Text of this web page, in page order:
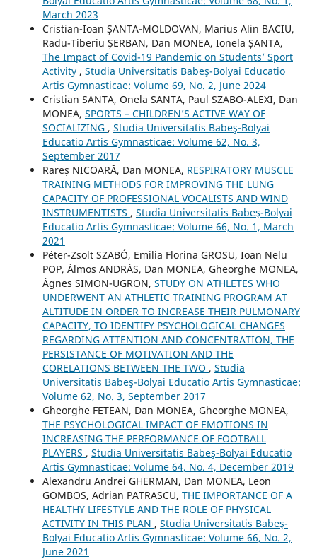
March 2023
Cristian-Ioan ȘANTA-MOLDOVAN, Marius Alin BACIU,
Radu-Tiberiu ȘERBAN, Dan MONEA, Ionela ȘANTA,
The Impact of Covid-19 Pandemic on Students’ Sport
Activity , Studia Universitatis Babeş-Bolyai Educatio
Artis Gymnasticae: Volume 69, No. 2, June 2024
Cristian SANTA, Onela SANTA, Paul SZABO-ALEXI, Dan
MONEA, SPORTS – CHILDREN’S ACTIVE WAY OF
SOCIALIZING , Studia Universitatis Babeş-Bolyai
Educatio Artis Gymnasticae: Volume 62, No. 3,
September 2017
Rareș NICOARĂ, Dan MONEA, RESPIRATORY MUSCLE
TRAINING METHODS FOR IMPROVING THE LUNG
CAPACITY OF PROFESSIONAL VOCALISTS AND WIND
INSTRUMENTISTS , Studia Universitatis Babeş-Bolyai
Educatio Artis Gymnasticae: Volume 66, No. 1, March
2021
Péter-Zsolt SZABÓ, Emilia Florina GROSU, Ioan Nelu
POP, Álmos ANDRÁS, Dan MONEA, Gheorghe MONEA,
Ágnes SIMON-UGRON, STUDY ON ATHLETES WHO
UNDERWENT AN ATHLETIC TRAINING PROGRAM AT
ALTITUDE IN ORDER TO INCREASE THEIR PULMONARY
CAPACITY, TO IDENTIFY PSYCHOLOGICAL CHANGES
REGARDING ATTENTION AND CONCENTRATION, THE
PERSISTANCE OF MOTIVATION AND THE
CORELATIONS BETWEEN THE TWO , Studia
Universitatis Babeş-Bolyai Educatio Artis Gymnasticae:
Volume 62, No. 3, September 2017
Gheorghe FETEAN, Dan MONEA, Gheorghe MONEA,
THE PSYCHOLOGICAL IMPACT OF EMOTIONS IN
INCREASING THE PERFORMANCE OF FOOTBALL
PLAYERS , Studia Universitatis Babeş-Bolyai Educatio
Artis Gymnasticae: Volume 64, No. 4, December 2019
Alexandru Andrei GHERMAN, Dan MONEA, Leon
GOMBOS, Adrian PATRASCU, THE IMPORTANCE OF A
HEALTHY LIFESTYLE AND THE ROLE OF PHYSICAL
ACTIVITY IN THIS PLAN , Studia Universitatis Babeş-
Bolyai Educatio Artis Gymnasticae: Volume 66, No. 2,
June 2021